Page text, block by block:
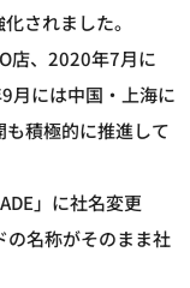
されました。
店、2020年7月に
月には中国・上海に
積極的に推進して
」に社名変更
の名称がそのまま社